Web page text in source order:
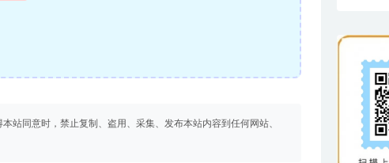
站同意时，禁止复制、盗用、采集、发布本站内容到任何网站、